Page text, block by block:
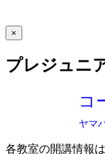
×
プレジュニ
コ
ヤマ
各教室の開講情報